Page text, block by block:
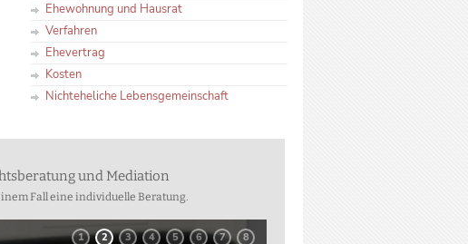
Ehewohnung und Hausrat
Verfahren
Ehevertrag
Kosten
Nichteheliche Lebensgemeinschaft
und Mediation
Fall eine individuelle Beratung.
1 2 3 4 5 6 7 8